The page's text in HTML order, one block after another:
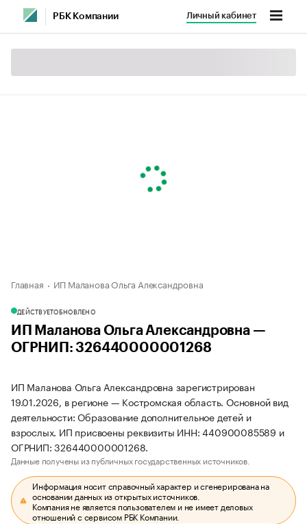
РБК Компании Личный кабинет
Главная ИП Маланова Ольга Александровна
ДЕЙСТВУЕТОБНОВЛЕНО
ИП Маланова Ольга Александровна —
ОГРНИП: 326440000001268
ИП Маланова Ольга Александровна зарегистрирован
19.01.2026, в регионе — Костромская область. Основной вид
деятельности: Образование дополнительное детей и
взрослых. ИП присвоены реквизиты ИНН: 440900085589 и
ОГРНИП: 326440000001268.
Данные получены из публичных государственных источников.
Информация носит справочный характер и сгенерирована на
основании данных из открытых источников.
Компания не является пользователем и не имеет деловых
отношений с сервисом РБК Компании.